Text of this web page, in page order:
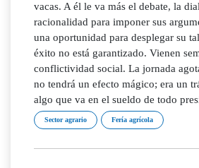
vacas. A él le va más el debate, la
racionalidad para imponer sus
una oportunidad para desplegar su
éxito no está garantizado. Vienen
conflictividad social. La jornada
no tendrá un efecto mágico; era un
algo que va en el sueldo de todo
Sector agrario Fería agrícola